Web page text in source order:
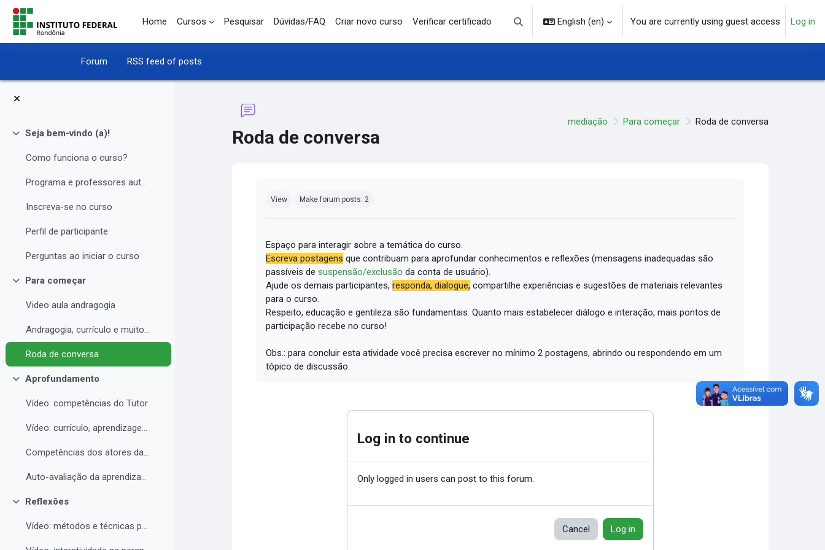
Skip to main content
Home
Cursos Pesquisar Dúvidas/FAQ Criar novo curso Verificar certificado
Toggle search input
English ‎(en)‎ You are currently using guest access Log in
Forum RSS feed of posts
Collapse
Seja bem-vindo (a)!
Como funciona o curso?
Programa e professores autores
Inscreva-se no curso
Perfil de participante
Perguntas ao iniciar o curso
Collapse
Para começar
Video aula andragogia
Andragogia, currículo e muito mais
Roda de conversa
Collapse
Aprofundamento
Vídeo: competências do Tutor
Vídeo: currículo, aprendizagem e docência para EAD
Competências dos atores da educação a distância professor, tutor e aluno
Auto-avaliação da aprendizagem
Collapse
Reflexões
Vídeo: métodos e técnicas para EAD
Roda de conversa
mediação Para começar Roda de conversa
View Make forum posts: 2
Espaço para interagir sobre a temática do curso.
Escreva postagens que contribuam para aprofundar conhecimentos e reflexões (mensagens inadequadas são
passíveis desuspensão/exclusão da conta de usuário).
Ajude os demais participantes,responda, dialogue, compartilhe experiências e sugestões de materiais relevantes
para o curso.
Respeito, educação e gentileza são fundamentais.Quanto mais estabelecer diálogo e interação, mais pontos de
participação recebe no curso!
Obs.: para concluir esta atividade você precisa escrever no mínimo 2 postagens, abrindo ou respondendo em um
tópico de discussão.
Log in to continue
Only logged in users can post to this forum.
Cancel Log in